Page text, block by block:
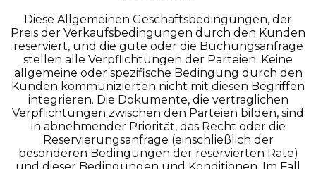
Diese Allgemeinen Geschäftsbedingungen, der
Preis der Verkaufsbedingungen durch den Kunden
reserviert, und die gute oder die Buchungsanfrage
stellen alle Verpflichtungen der Parteien. Keine
allgemeine oder spezifische Bedingung durch den
Kunden kommunizierten nicht mit diesen Begriffen
integrieren. Die Dokumente, die vertraglichen
Verpflichtungen zwischen den Parteien bilden, sind
in abnehmender Priorität, das Recht oder die
Reservierungsanfrage (einschließlich der
besonderen Bedingungen der reservierten Rate)